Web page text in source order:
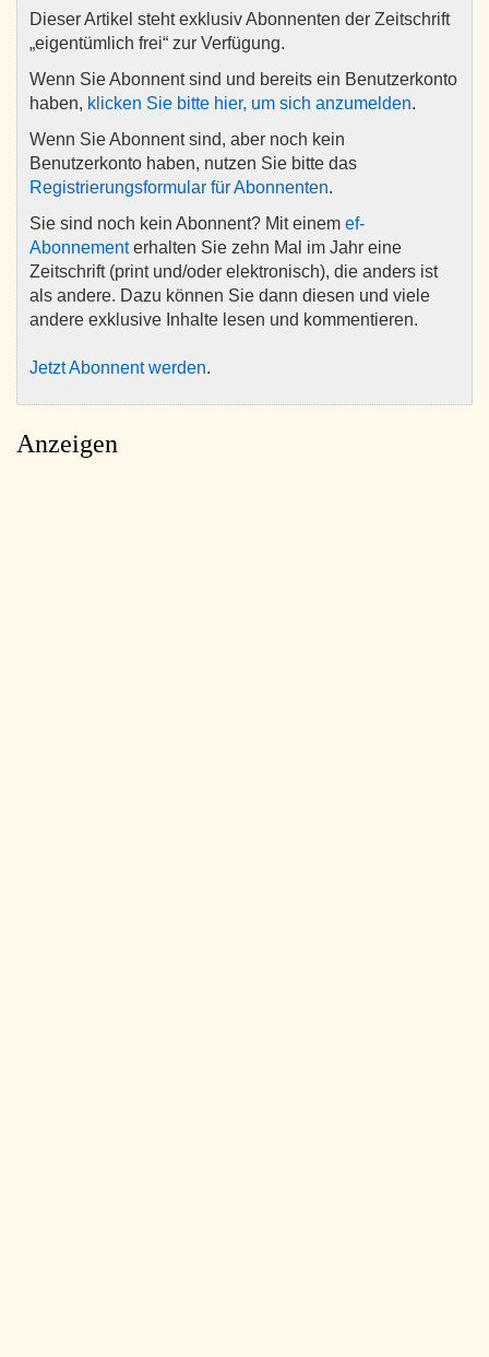
Dieser Artikel steht exklusiv Abonnenten der Zeitschrift
„eigentümlich frei“ zur Verfügung.
Wenn Sie Abonnent sind und bereits ein Benutzerkonto
haben, klicken Sie bitte hier, um sich anzumelden.
Wenn Sie Abonnent sind, aber noch kein
Benutzerkonto haben, nutzen Sie bitte das
Registrierungsformular für Abonnenten.
Sie sind noch kein Abonnent? Mit einem ef-
Abonnementerhalten Sie zehn Mal im Jahr eine
Zeitschrift (print und/oder elektronisch), die anders ist
als andere. Dazu können Sie dann diesen und viele
andere exklusive Inhalte lesen und kommentieren.
Jetzt Abonnent werden.
Anzeigen